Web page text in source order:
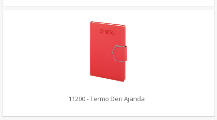
11200 - Termo Deri Ajanda